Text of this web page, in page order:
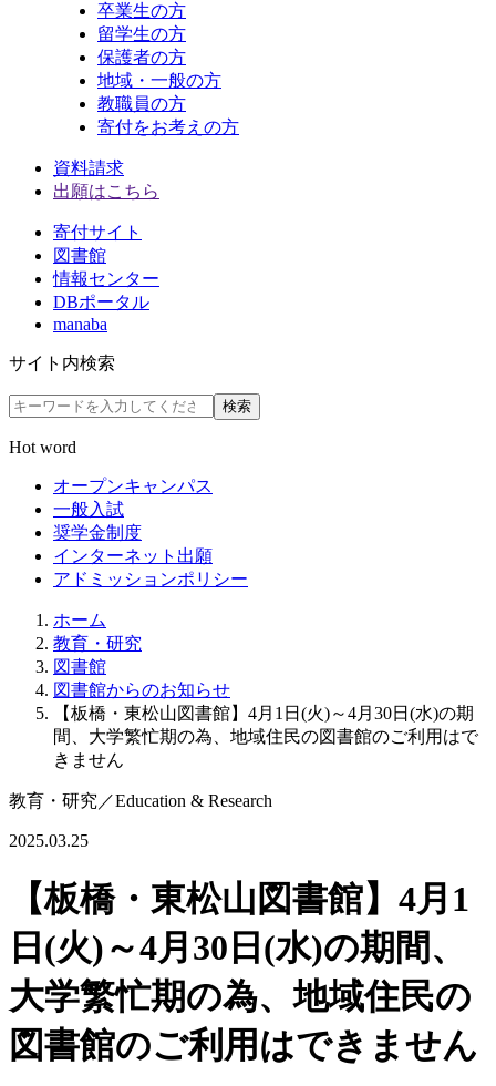
卒業生の方
留学生の方
保護者の方
地域・一般の方
教職員の方
寄付をお考えの方
資料請求
出願はこちら
寄付サイト
図書館
情報センター
DBポータル
manaba
サイト内検索
検索
Hot word
オープンキャンパス
一般入試
奨学金制度
インターネット出願
アドミッションポリシー
ホーム
教育・研究
図書館
図書館からのお知らせ
【板橋・東松山図書館】4月1日(火)～4月30日(水)の期
間、大学繁忙期の為、地域住民の図書館のご利用はで
きません
教育・研究 ／Education & Research
2025.03.25
【板橋・東松山図書館】4月1
日(火)～4月30日(水)の期間、
大学繁忙期の為、地域住民の
図書館のご利用はできません